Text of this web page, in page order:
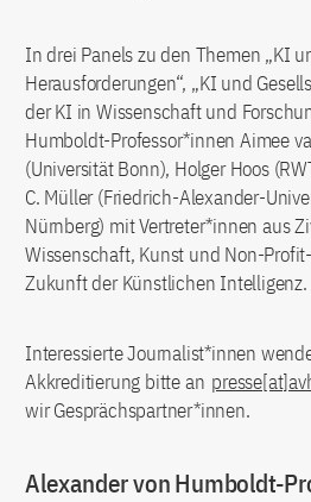
In drei Panels zu den Themen „KI
Herausforderungen“, „KI und
der KI in Wissenschaft und
Humboldt-Professor*innen Aimee
(Universität Bonn), Holger Hoos
C. Müller (Friedrich-Alexander-
Nürnberg) mit Vertreter*innen aus
Wissenschaft, Kunst und Non-
Zukunft der Künstlichen Intelligenz.
Interessierte Journalist*innen
Akkreditierung bitte an
wir Gesprächspartner*innen.
Alexander von Humboldt-